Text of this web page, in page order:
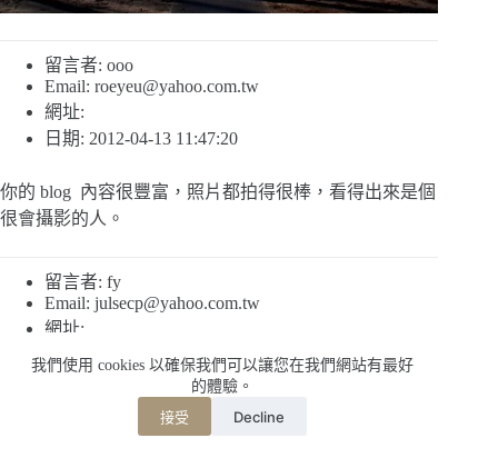
我們使用 cookies 以確保我們可以讓您在我們網站有最好
的體驗。
接受 Decline
留言者: ooo
Email: roeyeu@yahoo.com.tw
網址:
日期: 2012-04-13 11:47:20
你的 blog 內容很豐富，照片都拍得很棒，看得出來是個
很會攝影的人。
留言者: fy
Email: julsecp@yahoo.com.tw
網址:
日期: 2012-02-08 15:41:00